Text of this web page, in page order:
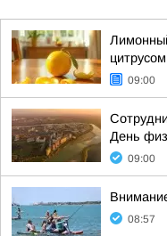
цитрусом
09:00
День
09:00
08:57